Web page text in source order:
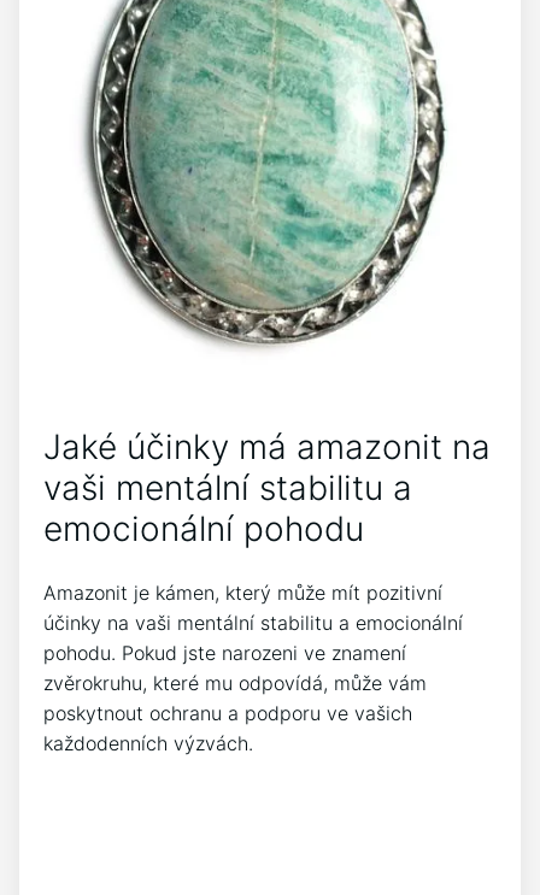
Jaké účinky má amazonit na
vaši mentální stabilitu a
emocionální pohodu
Amazonit je kámen, který může mít pozitivní
účinky na vaši mentální stabilitu a emocionální
pohodu. Pokud jste narozeni ve znamení
zvěrokruhu, které mu odpovídá, může vám
poskytnout ochranu a podporu ve vašich
každodenních výzvách.